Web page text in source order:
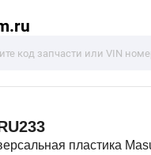
пластика